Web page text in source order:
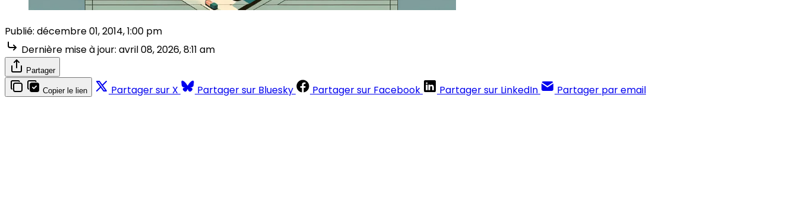
Publié: décembre 01, 2014, 1:00 pm
Dernière mise à jour: avril 08, 2026, 8:11 am
Partager
Copier le lien Partager sur X Partager sur Bluesky Partager sur Facebook Partager sur LinkedIn Partager par email